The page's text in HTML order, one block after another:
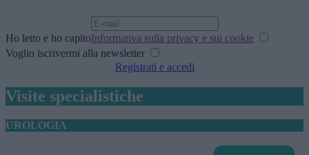
Ho letto e ho capitoInformativa sulla privacy e sui cookie
Voglio iscrivermi alla newsletter
Registrati e accedi
Visite specialistiche
UROLOGIA